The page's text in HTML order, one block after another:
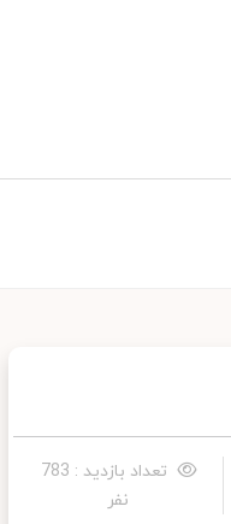
تعداد بازدید : 783
نفر